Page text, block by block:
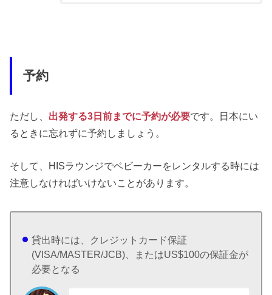
予約
ただし、 出発する3日前までに予約が必要です。日本にい
るときに忘れずに予約しましょう。
そして、HISラウンジでベビーカーをレンタルする時には
注意しなければいけないことがあります。
貸出時には、クレジットカード保証
(VISA/MASTER/JCB)、またはUS$100の保証金が
必要となる